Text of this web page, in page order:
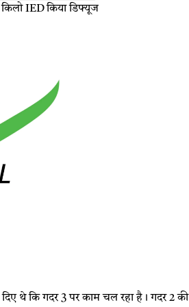
IED किया डिफ्यूज
थे कि गदर 3 पर काम चल रहा है। गदर 2 की